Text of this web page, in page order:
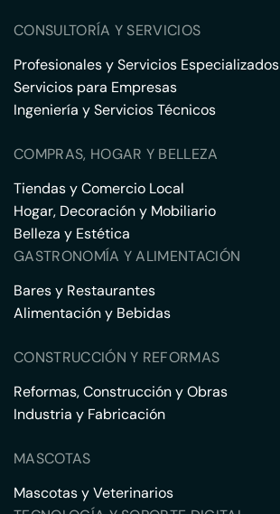
CONSULTORÍA Y SERVICIOS
Profesionales y Servicios Especializados
Servicios para Empresas
Ingeniería y Servicios Técnicos
COMPRAS, HOGAR Y BELLEZA
Tiendas y Comercio Local
Hogar, Decoración y Mobiliario
Belleza y Estética
GASTRONOMÍA Y ALIMENTACIÓN
Bares y Restaurantes
Alimentación y Bebidas
CONSTRUCCIÓN Y REFORMAS
Reformas, Construcción y Obras
Industria y Fabricación
MASCOTAS
Mascotas y Veterinarios